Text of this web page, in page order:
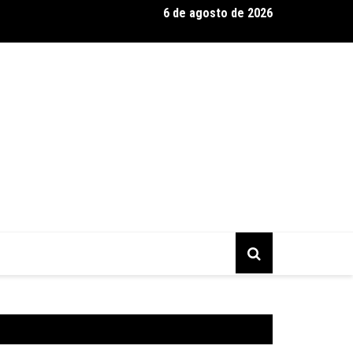
começa quando ninguém está vendo
6 de agosto de 2026